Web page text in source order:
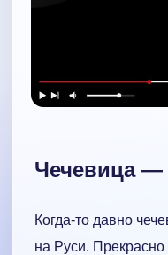
Чечевица —
Когда-то давно
на Руси.